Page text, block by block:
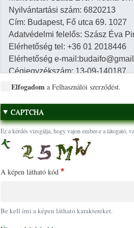
Elfogadom a Felhasználói szerződést.
CAPTCHA
Ez a kérdés vizsgálja, hogy vajon ember-e a látogató,
A képen látható kód
Be kell írni a képen látható karaktereket.